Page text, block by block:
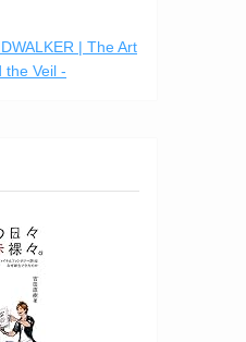
| The Art
the Veil -